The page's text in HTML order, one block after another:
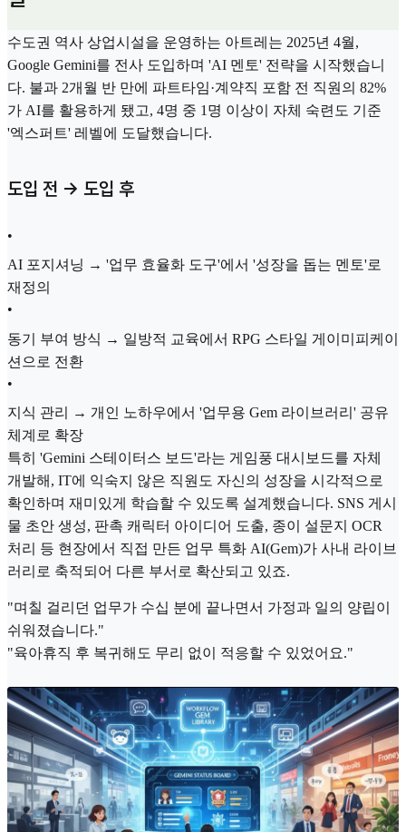
수도권 역사 상업시설을 운영하는 아트레는 2025년 4월,
Google Gemini를 전사 도입하며 'AI 멘토' 전략을 시작했습니
다. 불과 2개월 반 만에 파트타임·계약직 포함 전 직원의 82%
가 AI를 활용하게 됐고, 4명 중 1명 이상이 자체 숙련도 기준
'엑스퍼트' 레벨에 도달했습니다.
도입 전 → 도입 후
•
AI 포지셔닝 → '업무 효율화 도구'에서 '성장을 돕는 멘토'로
재정의
•
동기 부여 방식 → 일방적 교육에서 RPG 스타일 게이미피케이
션으로 전환
•
지식 관리 → 개인 노하우에서 '업무용 Gem 라이브러리' 공유
체계로 확장
특히 'Gemini 스테이터스 보드'라는 게임풍 대시보드를 자체
개발해, IT에 익숙지 않은 직원도 자신의 성장을 시각적으로
확인하며 재미있게 학습할 수 있도록 설계했습니다. SNS 게시
물 초안 생성, 판촉 캐릭터 아이디어 도출, 종이 설문지 OCR
처리 등 현장에서 직접 만든 업무 특화 AI(Gem)가 사내 라이브
러리로 축적되어 다른 부서로 확산되고 있죠.
"며칠 걸리던 업무가 수십 분에 끝나면서 가정과 일의 양립이
쉬워졌습니다."
"육아휴직 후 복귀해도 무리 없이 적응할 수 있었어요."